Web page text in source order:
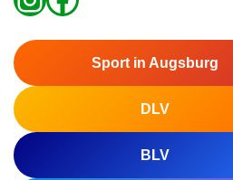
Sport in Augsburg
DLV
BLV